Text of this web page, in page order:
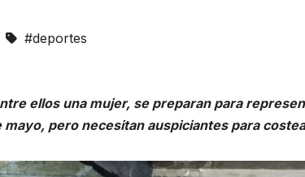
#deportes
ellos una mujer, se preparan para
mayo, pero necesitan auspiciantes para